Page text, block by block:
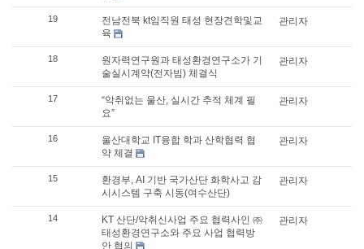
19
전남전북 kt임직원 태성 현장견학및교
육
관리자
18
원자력연구원과 태성환경연구소가 기
술실시계약(전자빔) 체결식
관리자
17
“악취없는 울산, 실시간 추적 체계 필
요”
관리자
16
울산대학교 IT융합 학과 산학협력 협
약 체결
관리자
15
환경부, AI 기반 국가산단 화학사고 감
시시스템 구축 시동(여수산단)
관리자
14
KT 산단/악취신사업 주요 협력사인 ㈜
태성환경연구소와 주요 사업 협력방
안 협의
관리자